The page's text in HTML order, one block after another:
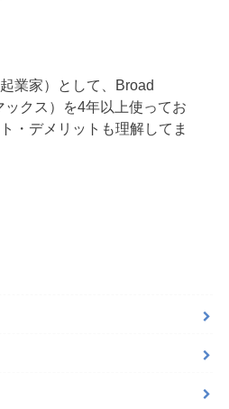
業家）として、Broad
クス）を4年以上使ってお
・デメリットも理解してま